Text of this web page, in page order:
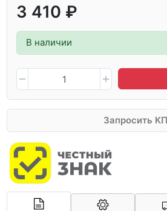
3 410 ₽
В наличии
Запросить КП